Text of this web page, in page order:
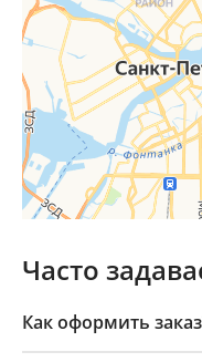
Часто
Как оформить